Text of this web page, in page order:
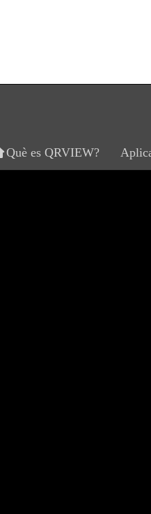
Què es QRVIEW?